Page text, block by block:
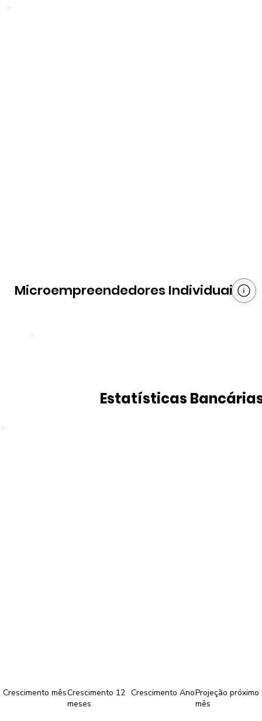
Microempreendedores Individuais
Estatísticas
Crescimento mêsCrescimento 12
meses
Crescimento AnoProjeção próximo
mês